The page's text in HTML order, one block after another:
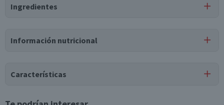
Ingredientes
Información nutricional
Tabla nutricional
medios
Características
Tipo de Producto